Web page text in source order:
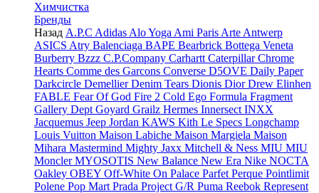
Химчистка
Бренды
Назад A.P.C Adidas Alo Yoga Ami Paris Arte Antwerp
ASICS Atry Balenciaga BAPE Bearbrick Bottega Veneta
Burberry Bzzz C.P.Company Carhartt CaterpillarChrome
Hearts Comme des Garcons Converse D5OVE Daily Paper
Darkcircle DemellierDenim Tears Dionis DiorDrew Elinhen
FABLE Fear Of God Fire 2 Cold Ego Formula Fragment
Gallery Dept Goyard Grailz Hermes Innersect INXX
Jacquemus Jeep Jordan KAWS Kith Le Specs Longchamp
Louis Vuitton Maison Labiche Maison Margiela Maison
Mihara Mastermind Mighty Jaxx Mitchell & Ness MIU MIU
MonclerMYOSOTIS New Balance New Era Nike NOCTA
Oakley OBEY Off-White On Palace Parfet Perque Pointlimit
Polene Pop Mart Prada Project G/R Puma Reebok Represent